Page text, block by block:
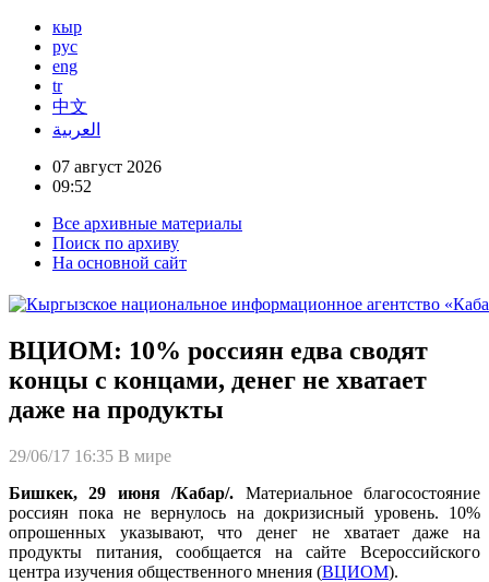
кыр
рус
eng
tr
中文
العربية
07 август 2026
09:52
Все архивные материалы
Поиск по архиву
На основной сайт
ВЦИОМ: 10% россиян едва сводят
концы с концами, денег не хватает
даже на продукты
29/06/17 16:35 В мире
Бишкек, 29 июня /Кабар/. Материальное благосостояние
россиян пока не вернулось на докризисный уровень. 10%
опрошенных указывают, что денег не хватает даже на
продукты питания, сообщается на сайте Всероссийского
центра изучения общественного мнения (ВЦИОМ).